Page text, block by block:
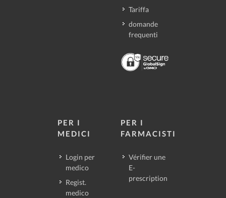
Tariffa
domande
frequenti
PER I
MEDICI
Login per
medico
Regist.
medico
PER I
FARMACISTI
Vérifier une
E-
prescription